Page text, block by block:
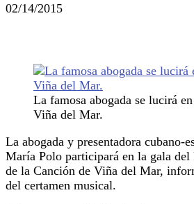
02/14/2015
La famosa abogada se lucirá en
Viña del Mar.
La abogada y presentadora cubano-
María Polo participará en la gala
de la Canción de Viña del Mar,
del certamen musical.